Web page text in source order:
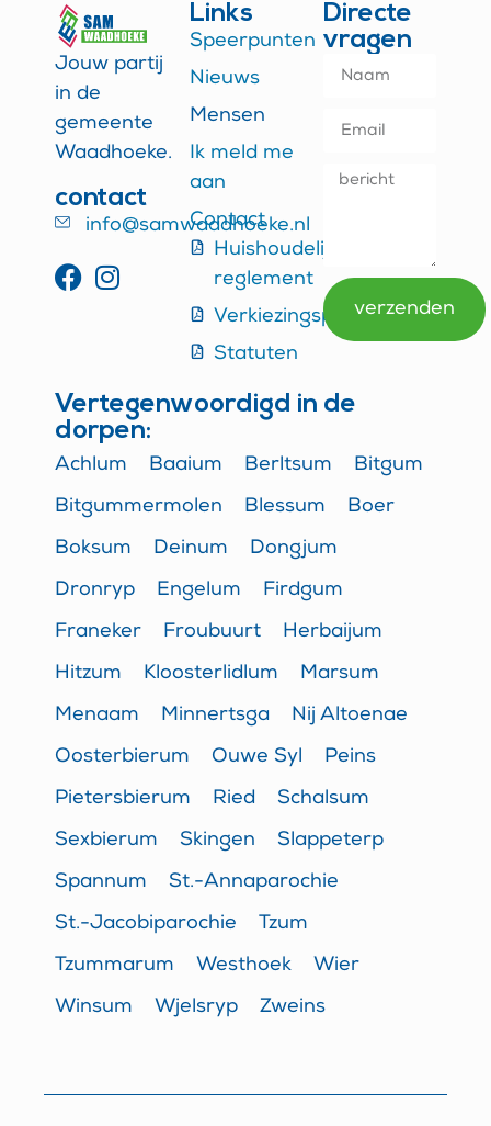
Jouw partij
in de
gemeente
Waadhoeke.
contact
info@samwaadhoeke.nl
Links
Speerpunten
Nieuws
Mensen
Ik meld me
aan
Contact
Huishoudelijk
reglement
Verkiezingsprogramma
Statuten
Directe
vragen
verzenden
Vertegenwoordigd in de
dorpen:
Achlum Baaium Berltsum Bitgum
Bitgummermolen Blessum Boer
Boksum Deinum Dongjum
Dronryp Engelum Firdgum
Franeker Froubuurt Herbaijum
Hitzum Kloosterlidlum Marsum
Menaam Minnertsga Nij Altoenae
Oosterbierum Ouwe Syl Peins
Pietersbierum Ried Schalsum
Sexbierum Skingen Slappeterp
Spannum St.-Annaparochie
St.-Jacobiparochie Tzum
Tzummarum Westhoek Wier
Winsum Wjelsryp Zweins